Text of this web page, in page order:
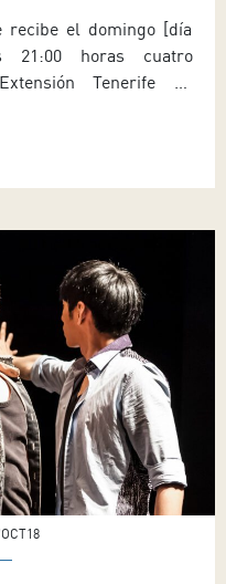
recibe el domingo [día
horas cuatro
Tenerife de
10 minutos que llega
OCT18